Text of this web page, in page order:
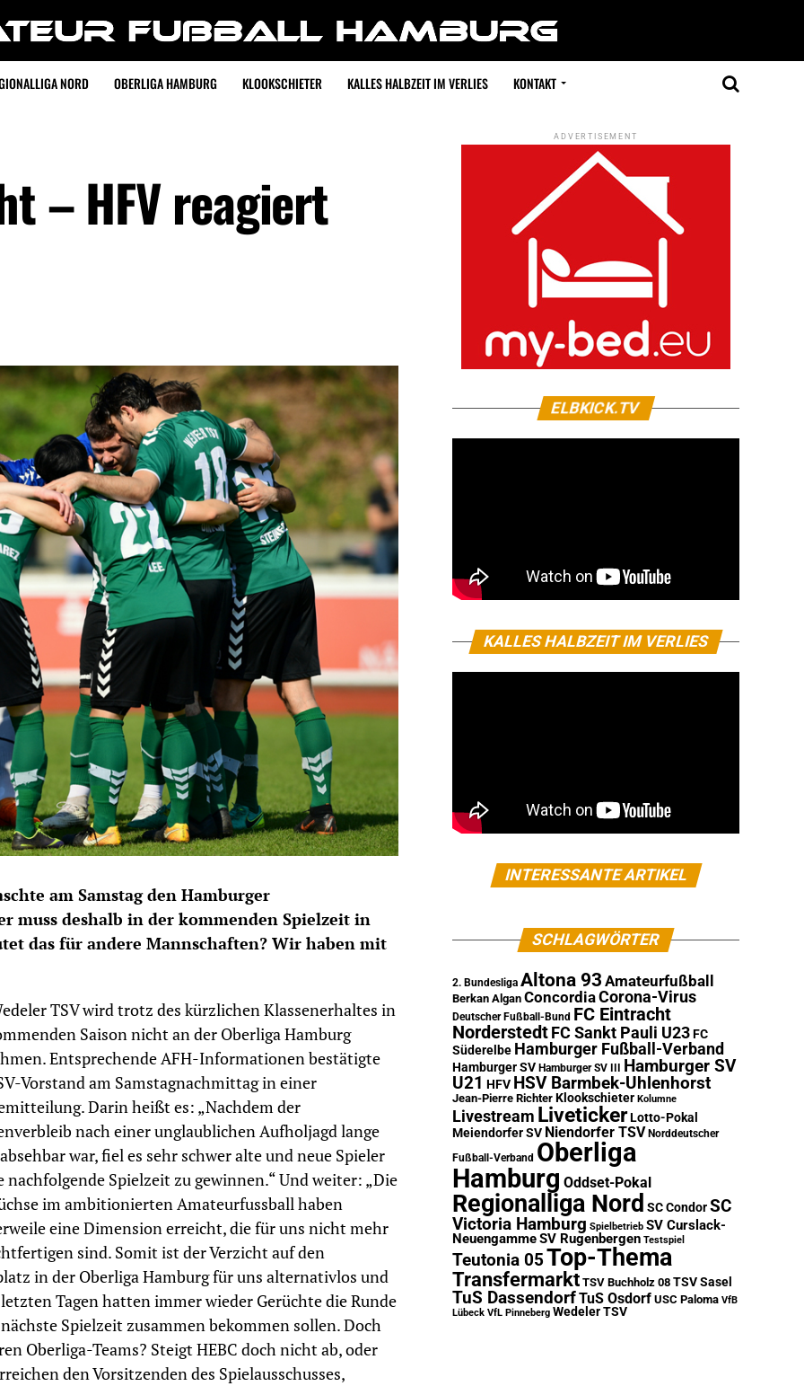
NORD OBERLIGA HAMBURG KLOOKSCHIETER KALLES HALBZEIT IM VERLIES KONTAKT
– HFV reagiert
am Samstag den Hamburger
muss deshalb in der kommenden Spielzeit in
das für andere Mannschaften? Wir haben mit
TSV wird trotz des kürzlichen Klassenerhaltes in
Saison nicht an der Oberliga Hamburg
Entsprechende AFH-Informationen bestätigte
Vorstand am Samstagnachmittag in einer
Darin heißt es: „Nachdem der
nach einer unglaublichen Aufholjagd lange
war, fiel es sehr schwer alte und neue Spieler
nachfolgende Spielzeit zu gewinnen.“ Und weiter: „Die
im ambitionierten Amateurfussball haben
eine Dimension erreicht, die für uns nicht mehr
sind. Somit ist der Verzicht auf den
in der Oberliga Hamburg für uns alternativlos und
Tagen hatten immer wieder Gerüchte die Runde
Spielzeit zusammen bekommen sollen. Doch
Oberliga-Teams? Steigt HEBC doch nicht ab, oder
den Vorsitzenden des Spielausschusses,
ADVERTISEMENT
ELBKICK.TV
KALLES HALBZEIT IM VERLIES
INTERESSANTE ARTIKEL
SCHLAGWÖRTER
2. Bundesliga Altona 93 Amateurfußball
Berkan Algan ConcordiaCorona-Virus
Deutscher Fußball-Bund FC Eintracht
Norderstedt FC Sankt Pauli U23FC
Süderelbe Hamburger Fußball-Verband
Hamburger SV Hamburger SV III
Hamburger SV
U21 HFV HSV Barmbek-Uhlenhorst
Jean-Pierre Richter Klookschieter Kolumne
Livestream LivetickerLotto-Pokal
Meiendorfer SV Niendorfer TSV Norddeutscher
Fußball-Verband Oberliga
Hamburg Oddset-Pokal
Regionalliga Nord SC CondorSC
Victoria Hamburg Spielbetrieb SV Curslack-
NeuengammeSV Rugenbergen Testspiel
Teutonia 05Top-Thema
Transfermarkt TSV Buchholz 08 TSV Sasel
TuS DassendorfTuS Osdorf USC Paloma VfB
Lübeck VfL Pinneberg Wedeler TSV